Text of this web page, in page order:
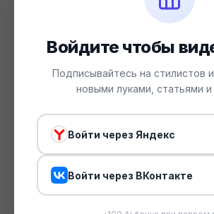
Войдите чтобы
Подписывайтесь на стилистов
новыми луками, статьями
Войти через Яндекс
Войти через ВКонтакте